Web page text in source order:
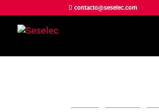
contacto@seselec.com